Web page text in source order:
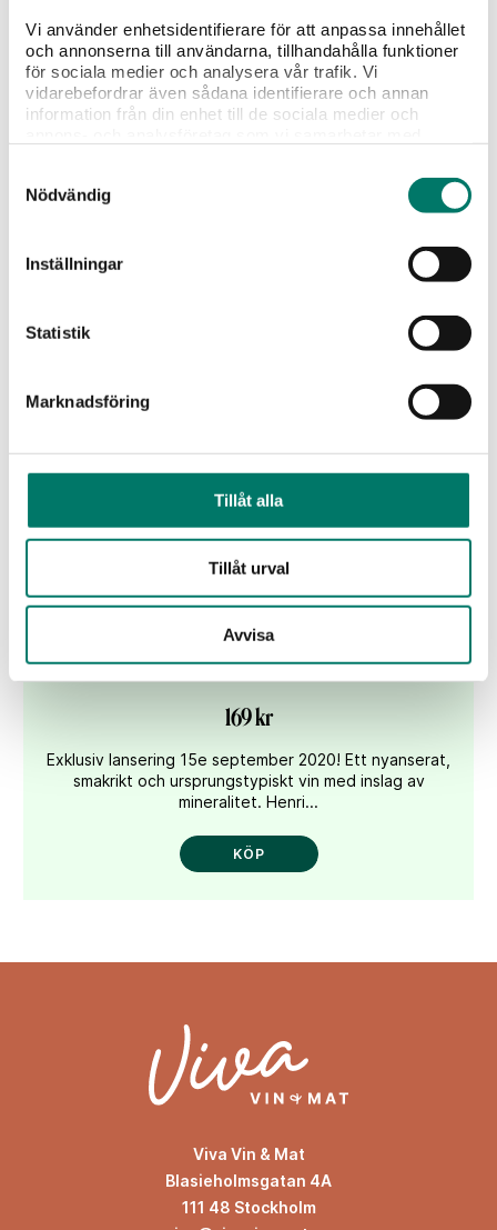
Vi använder enhetsidentifierare för att anpassa innehållet
och annonserna till användarna, tillhandahålla funktioner
för sociala medier och analysera vår trafik. Vi
vidarebefordrar även sådana identifierare och annan
information från din enhet till de sociala medier och
information som du har tillhandahållit eller som de har
samlat in när du har använt deras tjänster.
Nödvändig
Inställningar
Statistik
Marknadsföring
Tillåt alla
Tillåt urval
Avvisa
2022 Chinon Les Petites Roches, Charles Joguet
Läskande cabernet franc gjord på druvor från 30-
Le Pallet AOP Muscadet Sèvre et Maine
169 kr
Exklusiv lansering 15e september 2020! Ett nyanserat,
smakrikt och ursprungstypiskt vin med inslag av
mineralitet. Henri...
KÖP
Viva Vin & Mat
Blasieholmsgatan 4A
111 48 Stockholm